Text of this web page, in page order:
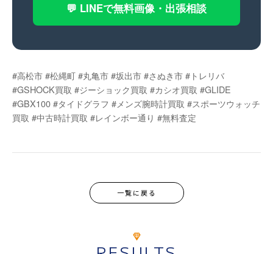
💬 LINEで無料画像・出張相談
#高松市 #松縄町 #丸亀市 #坂出市 #さぬき市 #トレリバ
#GSHOCK買取 #ジーショック買取 #カシオ買取 #GLIDE
#GBX100 #タイドグラフ #メンズ腕時計買取 #スポーツウォッチ
買取 #中古時計買取 #レインボー通り #無料査定
一覧に戻る